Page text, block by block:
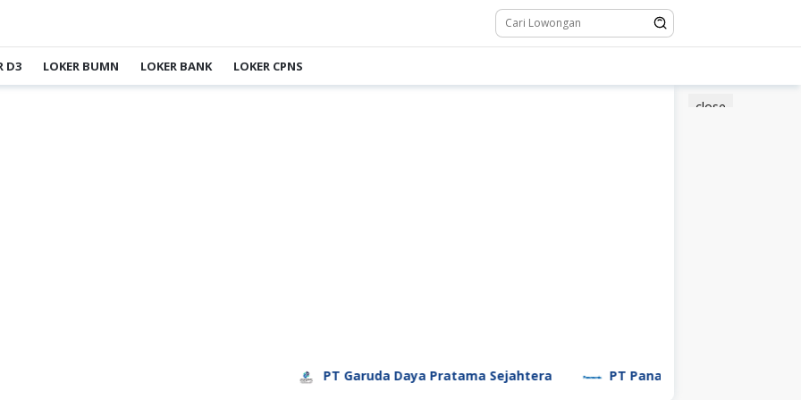
D3 LOKER BUMN LOKER BANK LOKER CPNS
close
PT Garuda Daya Pratama Sejahtera PT Panasonic Manufacturing Indonesia